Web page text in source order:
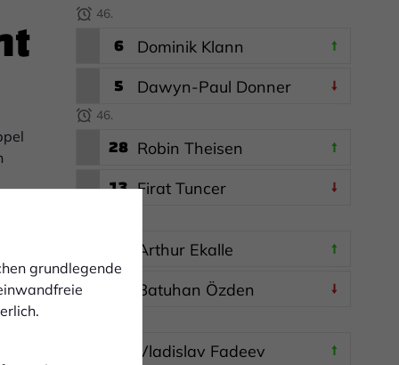
grundlegende
46.
6 Dominik Klann
5 Dawyn-Paul Donner
46.
28 Robin Theisen
13 Firat Tuncer
Arthur Ekalle
Batuhan Özden
Vladislav Fadeev